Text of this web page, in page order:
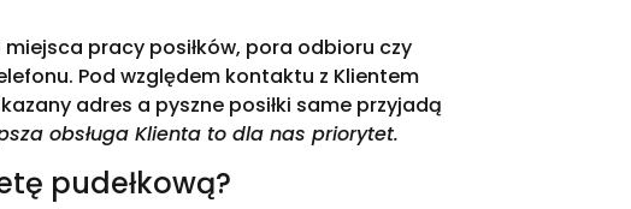
pracy posiłków, pora odbioru czy
Pod względem kontaktu z Klientem
adres a pyszne posiłki same przyjadą
obsługa Klienta to dla nas priorytet.
pudełkową?